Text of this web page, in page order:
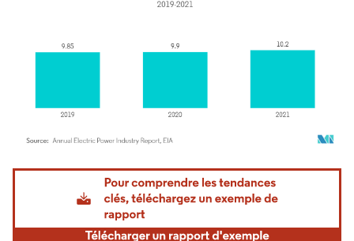
Image © Mordor Intelligence. La réutilisation nécessite une attribution sous CC BY